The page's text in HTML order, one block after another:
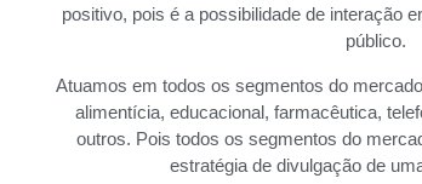
positivo, pois é a possibilidade de interação
público.
Atuamos em todos os segmentos do
alimentícia, educacional, farmacêutica,
outros. Pois todos os segmentos do
estratégia de divulgação de